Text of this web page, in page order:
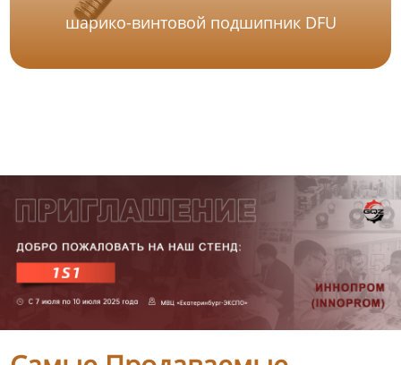
шарико-винтовой подшипник DFU